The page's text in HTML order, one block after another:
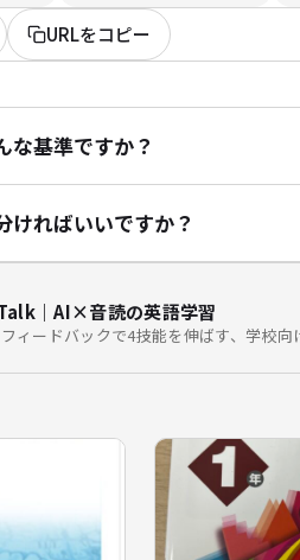
URLをコピー
な基準ですか？
ければいいですか？
｜AI×音読の英語学習
ィードバックで4技能を伸ばす、学校向